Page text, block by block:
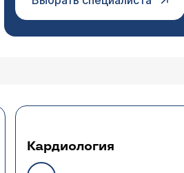
Кардиология